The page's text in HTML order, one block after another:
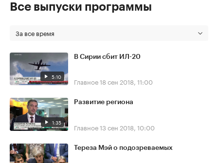
Все выпуски программы
За все время
5:10
В Сирии сбит ИЛ-20
Главное18 сен 2018, 11:00
1:35
Развитие региона
Главное13 сен 2018, 10:00
Тереза Мэй о подозреваемых